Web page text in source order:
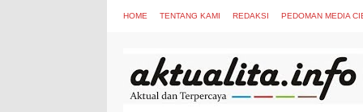
HOME TENTANG KAMI REDAKSI PEDOMAN MEDIA